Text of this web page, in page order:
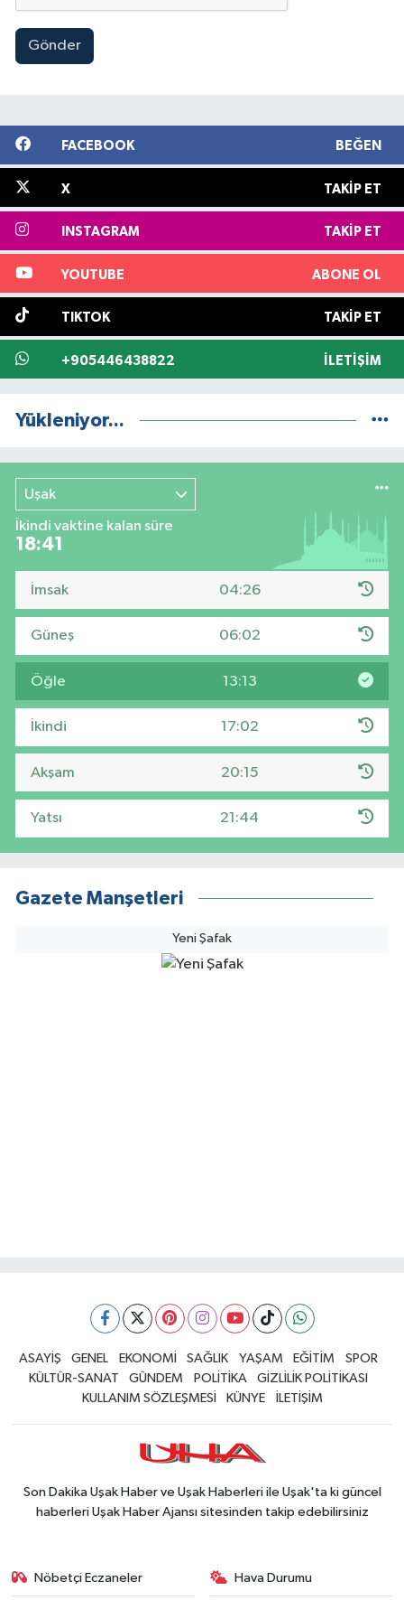
Gönder
FACEBOOK BEĞEN
X TAKIP ET
INSTAGRAM TAKIP ET
YOUTUBE ABONE OL
TIKTOK TAKIP ET
+905446438822 İLETIŞIM
Yükleniyor...
Uşak
İkindi vaktine kalan süre
18:40
İmsak 04:26
Güneş 06:02
Öğle 13:13
İkindi 17:02
Akşam 20:15
Yatsı 21:44
Gazete Manşetleri
Yeni Şafak
ASAYİŞ GENEL EKONOMİ SAĞLIK YAŞAM EĞİTİM
SPOR
KÜLTÜR-SANAT
GÜNDEM POLİTİKA
GİZLİLİK POLİTİKASI
KULLANIM SÖZLEŞMESİ
KÜNYE İLETİŞİM
Son Dakika Uşak Haber ve Uşak Haberleri ile Uşak'ta ki güncel
haberleri Uşak Haber Ajansı sitesinden takip edebilirsiniz
Nöbetçi Eczaneler Hava Durumu